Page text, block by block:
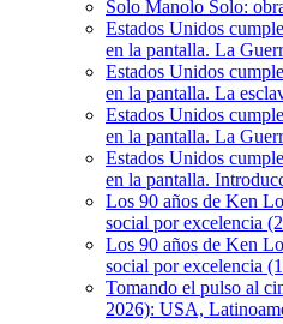
Solo Manolo Solo:
Estados Unidos
en la pantalla. La
Estados Unidos
en la pantalla. La
Estados Unidos
en la pantalla. La
Estados Unidos
en la pantalla.
Los 90 años de Ken
social por excelencia
Los 90 años de Ken
social por excelencia
Tomando el pulso al
2026): USA,